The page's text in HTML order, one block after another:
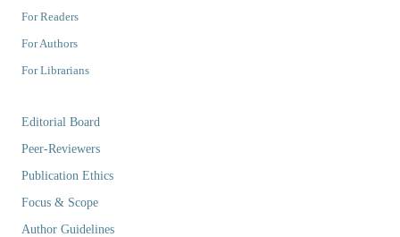
For Readers
For Authors
For Librarians
Editorial Board
Peer-Reviewers
Publication Ethics
Focus & Scope
Author Guidelines